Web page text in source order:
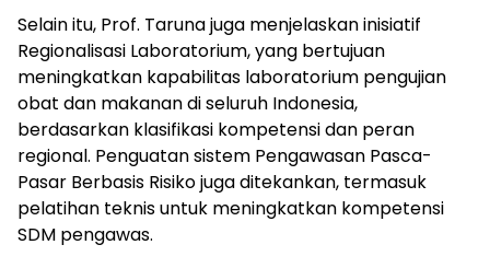
Selain itu, Prof. Taruna juga menjelaskan inisiatif
Regionalisasi Laboratorium, yang bertujuan
meningkatkan kapabilitas laboratorium pengujian
obat dan makanan di seluruh Indonesia,
berdasarkan klasifikasi kompetensi dan peran
regional. Penguatan sistem Pengawasan Pasca-
Pasar Berbasis Risiko juga ditekankan, termasuk
pelatihan teknis untuk meningkatkan kompetensi
SDM pengawas.